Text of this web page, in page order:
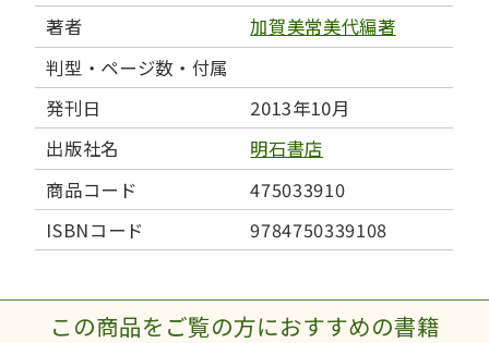
著者
加賀美常美代編著
判型・ページ数・付属
発刊日
2013年10月
出版社名
明石書店
商品コード
475033910
ISBNコード
9784750339108
この商品をご覧の方におすすめの書籍